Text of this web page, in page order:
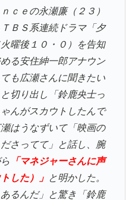
ｃｅの永瀬廉（２３）
ＢＳ系連続ドラマ「夕
曜後１０・０）を告知
る安住紳一郎アナウン
も広瀬さんに聞きたい
切り出し「鈴鹿央士っ
んがスカウトしたんで
はうなずいて「映画の
さってて」と話し、腕
「マネジャーさんに声
した）」 と明かした。
るんだ」と驚き「鈴鹿